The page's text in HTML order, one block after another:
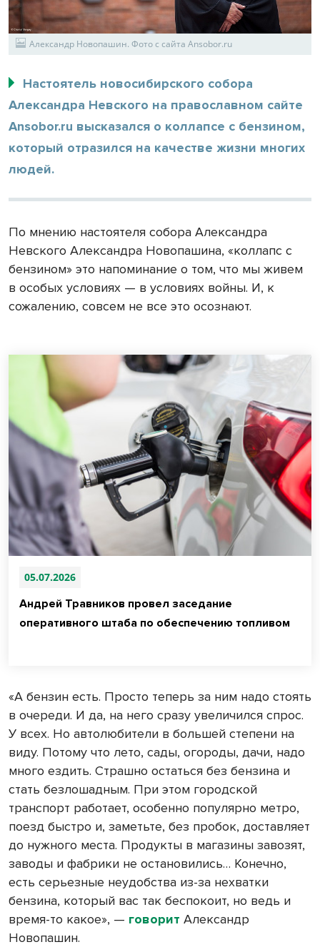
Александр Новопашин. Фото с сайта Аnsobor.ru
Настоятель новосибирского собора
Александра Невского на православном сайте
Аnsobor.ru высказался о коллапсе с бензином,
который отразился на качестве жизни многих
людей.
По мнению настоятеля собора Александра
Невского Александра Новопашина, «коллапс с
бензином» это напоминание о том, что мы живем
в особых условиях — в условиях войны. И, к
сожалению, совсем не все это осознают.
05.07.2026
Андрей Травников провел заседание
оперативного штаба по обеспечению топливом
«А бензин есть. Просто теперь за ним надо стоять
в очереди. И да, на него сразу увеличился спрос.
У всех. Но автолюбители в большей степени на
виду. Потому что лето, сады, огороды, дачи, надо
много ездить. Страшно остаться без бензина и
стать безлошадным. При этом городской
транспорт работает, особенно популярно метро,
поезд быстро и, заметьте, без пробок, доставляет
до нужного места. Продукты в магазины завозят,
заводы и фабрики не остановились… Конечно,
есть серьезные неудобства из-за нехватки
бензина, который вас так беспокоит, но ведь и
время-то какое», — говорит Александр
Новопашин.